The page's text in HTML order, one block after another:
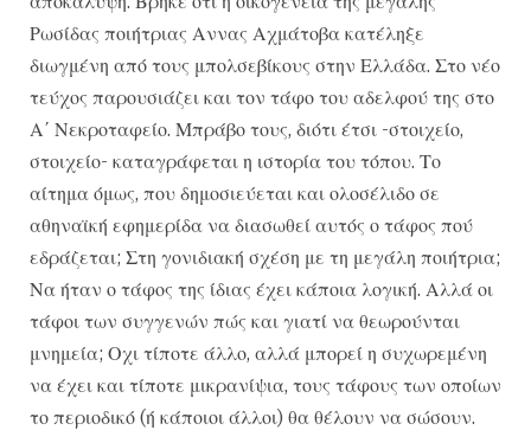
Ρωσίδας ποιήτριας Αννας Αχμάτοβα κατέληξε
διωγμένη από τους μπολσεβίκους στην Ελλάδα. Στο νέο
τεύχος παρουσιάζει και τον τάφο του αδελφού της στο
Α΄ Νεκροταφείο. Μπράβο τους, διότι έτσι -στοιχείο,
στοιχείο- καταγράφεται η ιστορία του τόπου. Το
αίτημα όμως, που δημοσιεύεται και ολοσέλιδο σε
αθηναϊκή εφημερίδα να διασωθεί αυτός ο τάφος πού
εδράζεται; Στη γονιδιακή σχέση με τη μεγάλη ποιήτρια;
Να ήταν ο τάφος της ίδιας έχει κάποια λογική. Αλλά οι
τάφοι των συγγενών πώς και γιατί να θεωρούνται
μνημεία; Οχι τίποτε άλλο, αλλά μπορεί η συχωρεμένη
να έχει και τίποτε μικρανίψια, τους τάφους των οποίων
το περιοδικό (ή κάποιοι άλλοι) θα θέλουν να σώσουν.